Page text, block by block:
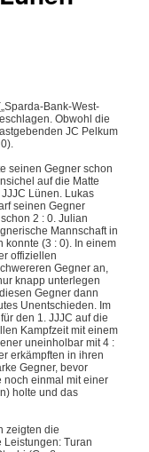
Bank-West-
Obwohl die
JC Pelkum
seinen Gegner schon
auf die Matte
Lünen. Lukas
seinen Gegner
2 : 0. Julian
Mannschaft in
konnte (3 : 0). In einem
offiziellen
Gegner an,
knapp unterlegen
Gegner dann
Unentschieden. Im
den 1. JJJC auf die
Kampfzeit mit einem
uneinholbar mit 4 :
erkämpften in ihren
Gegner, bevor
noch einmal mit einer
holte und das
zeigten die
Leistungen: Turan